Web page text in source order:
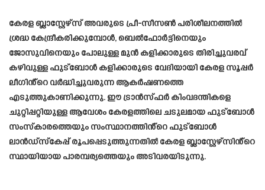
കേരള ബ്ലാസ്റ്റേഴ്‌സ് അവരുടെ പ്രീ-സീസൺ പരിശീലനത്തിൽ
ശ്രദ്ധ കേന്ദ്രീകരിക്കുമ്പോൾ, ബെൽഫോർട്ടിനെയും
ജോസുവിനെയും പോലുള്ള മുൻ കളിക്കാരുടെ തിരിച്ചുവരവ്
കഴിവുള്ള ഫുട്ബോൾ കളിക്കാരുടെ വേദിയായി കേരള സൂപ്പർ
ലീഗിൻ്റെ വർദ്ധിച്ചുവരുന്ന ആകർഷണത്തെ
എടുത്തുകാണിക്കുന്നു. ഈ ട്രാൻസ്ഫർ കിംവദന്തികളെ
ചുറ്റിപ്പറ്റിയുള്ള ആവേശം കേരളത്തിലെ ചടുലമായ ഫുട്ബോൾ
സംസ്കാരത്തെയും സംസ്ഥാനത്തിൻ്റെ ഫുട്ബോൾ
ലാൻഡ്സ്കേപ്പ് രൂപപ്പെടുത്തുന്നതിൽ കേരള ബ്ലാസ്റ്റേഴ്സിൻ്റെ
സ്ഥായിയായ പാരമ്പര്യത്തെയും അടിവരയിടുന്നു.